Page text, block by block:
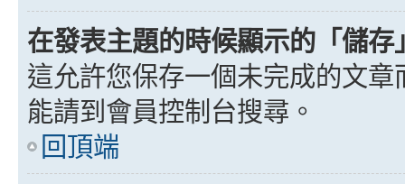
在發表主題的時候顯示的「儲
這允許您保存一個未完成的文
能請到會員控制台搜尋。
回頂端